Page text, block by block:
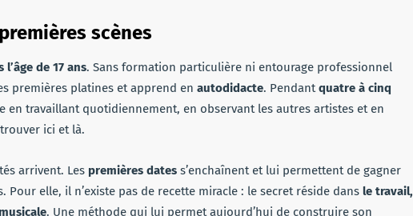
scènes
l’âge de 17 ans. Sans formation particulière ni entourage professionnel
premières platines et apprend en autodidacte. Pendant quatre à cinq
en travaillant quotidiennement, en observant les autres artistes et en
ici et là.
arrivent. Les premières dates s’enchaînent et lui permettent de gagner
Pour elle, il n’existe pas de recette miracle : le secret réside dans le travail,
. Une méthode qui lui permet aujourd’hui de construire son